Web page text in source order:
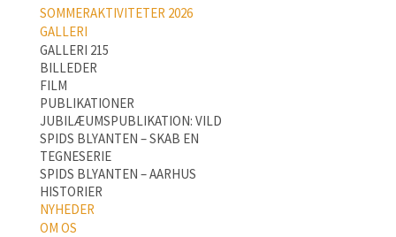
SOMMERAKTIVITETER 2026
GALLERI
GALLERI 215
BILLEDER
FILM
PUBLIKATIONER
JUBILÆUMSPUBLIKATION: VILD
SPIDS BLYANTEN – SKAB EN
TEGNESERIE
SPIDS BLYANTEN – AARHUS
HISTORIER
NYHEDER
OM OS